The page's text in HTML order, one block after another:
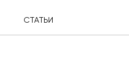
СТАТЬИ